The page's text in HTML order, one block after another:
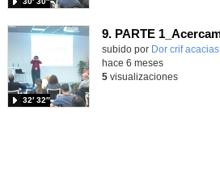
Contenido educativo.
subido por Dor crif acacias
32′ 32″
-
hace 6 meses
5visualizaciones